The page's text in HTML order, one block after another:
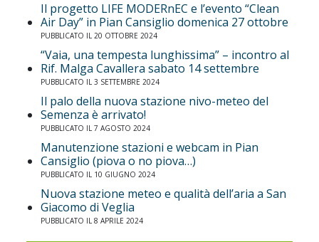
Il progetto LIFE MODERnEC e l’evento “Clean
Air Day” in Pian Cansiglio domenica 27 ottobre
PUBBLICATO IL 20 OTTOBRE 2024
“Vaia, una tempesta lunghissima” – incontro al
Rif. Malga Cavallera sabato 14 settembre
PUBBLICATO IL 3 SETTEMBRE 2024
Il palo della nuova stazione nivo-meteo del
Semenza è arrivato!
PUBBLICATO IL 7 AGOSTO 2024
Manutenzione stazioni e webcam in Pian
Cansiglio (piova o no piova…)
PUBBLICATO IL 10 GIUGNO 2024
Nuova stazione meteo e qualità dell’aria a San
Giacomo di Veglia
PUBBLICATO IL 8 APRILE 2024